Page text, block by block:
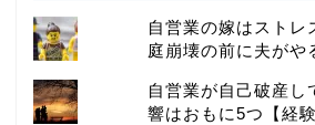
自営業の嫁はストレ
庭崩壊の前に夫がや
自営業が自己破産し
響はおもに5つ【経